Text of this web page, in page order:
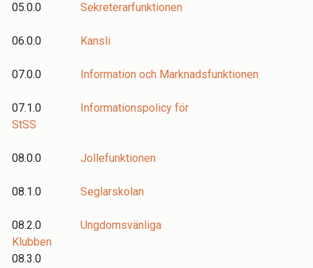
05.0.0 Sekreterarfunktionen
06.0.0 Kansli
07.0.0 Information och Marknadsfunktionen
07.1.0
Informationspolicy för
StSS
08.0.0 Jollefunktionen
08.1.0 Seglarskolan
08.2.0 Ungdomsvänliga
Klubben
08.3.0